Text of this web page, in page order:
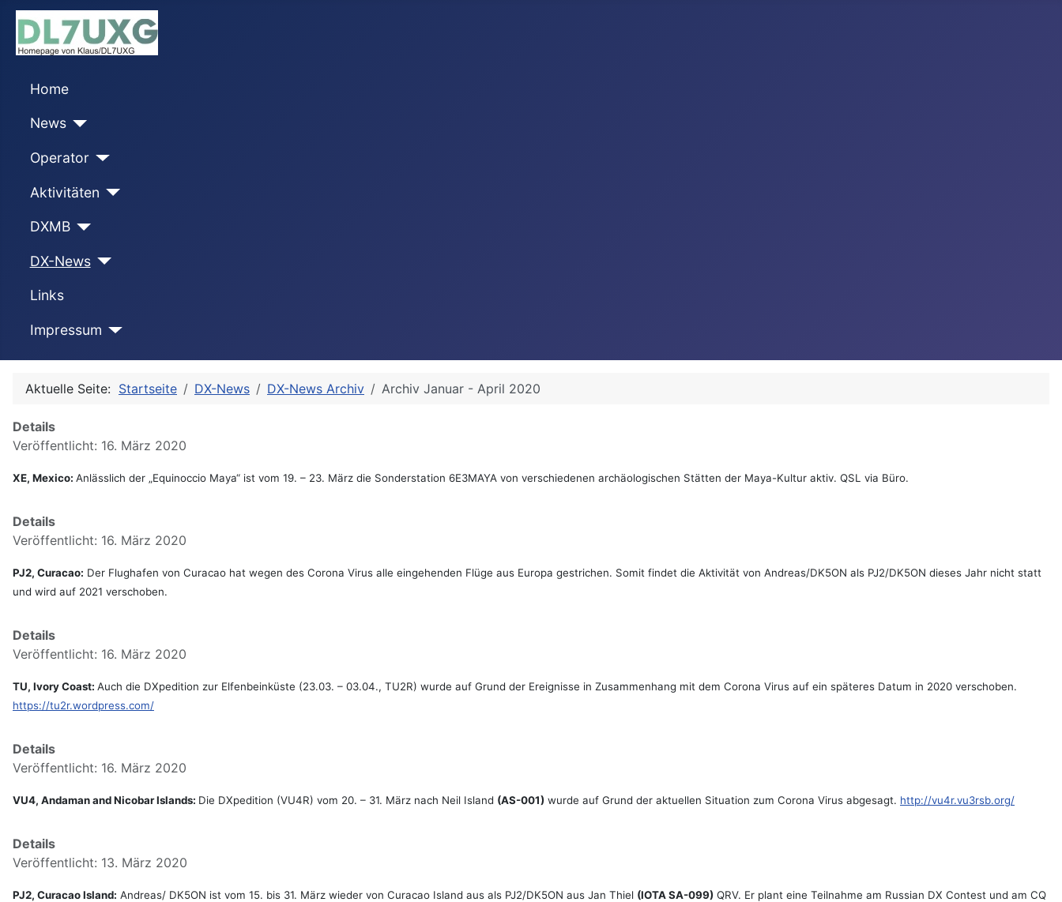
Home
News
Operator
Aktivitäten
DXMB
DX-News
Links
Impressum
Aktuelle Seite: Startseite DX-News DX-News Archiv Archiv Januar - April 2020
Details
Veröffentlicht: 16. März 2020
XE, Mexico: Anlässlich der „Equinoccio Maya“ ist vom 19. – 23. März die Sonderstation 6E3MAYA von verschiedenen archäologischen Stätten der Maya-Kultur aktiv. QSL via Büro.
Details
Veröffentlicht: 16. März 2020
PJ2, Curacao: Der Flughafen von Curacao hat wegen des Corona Virus alle eingehenden Flüge aus Europa gestrichen. Somit findet die Aktivität von Andreas/DK5ON als PJ2/DK5ON dieses Jahr nicht statt
und wird auf 2021 verschoben.
Details
Veröffentlicht: 16. März 2020
TU, Ivory Coast: Auch die DXpedition zur Elfenbeinküste (23.03. – 03.04., TU2R) wurde auf Grund der Ereignisse in Zusammenhang mit dem Corona Virus auf ein späteres Datum in 2020 verschoben.
https://tu2r.wordpress.com/
Details
Veröffentlicht: 16. März 2020
VU4, Andaman and Nicobar Islands: Die DXpedition (VU4R) vom 20. – 31. März nach Neil Island (AS-001) wurde auf Grund der aktuellen Situation zum Corona Virus abgesagt. http://vu4r.vu3rsb.org/
Details
Veröffentlicht: 13. März 2020
PJ2, Curacao Island: Andreas/ DK5ON ist vom 15. bis 31. März wieder von Curacao Island aus als PJ2/DK5ON aus Jan Thiel (IOTA SA-099) QRV. Er plant eine Teilnahme am Russian DX Contest und am CQ